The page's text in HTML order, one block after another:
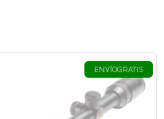
ENVÍOGRATIS